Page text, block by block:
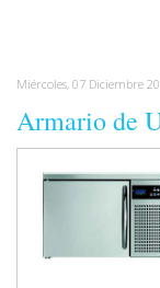
Miércoles, 07 Diciembre
Armario de